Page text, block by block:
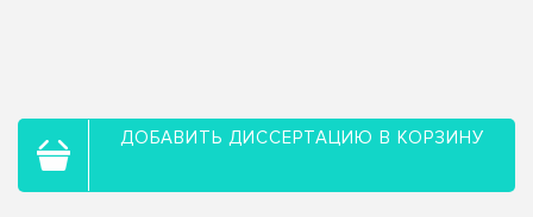
ДОБАВИТЬ ДИССЕРТАЦИЮ В КОРЗИНУ